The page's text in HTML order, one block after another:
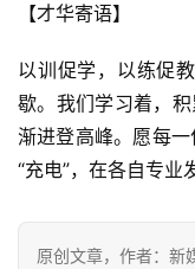
【才华寄语】
以训促学，以练促
歇。我们学习着，
渐进登高峰。愿每
“充电”，在各自专业
原创文章，作者：新